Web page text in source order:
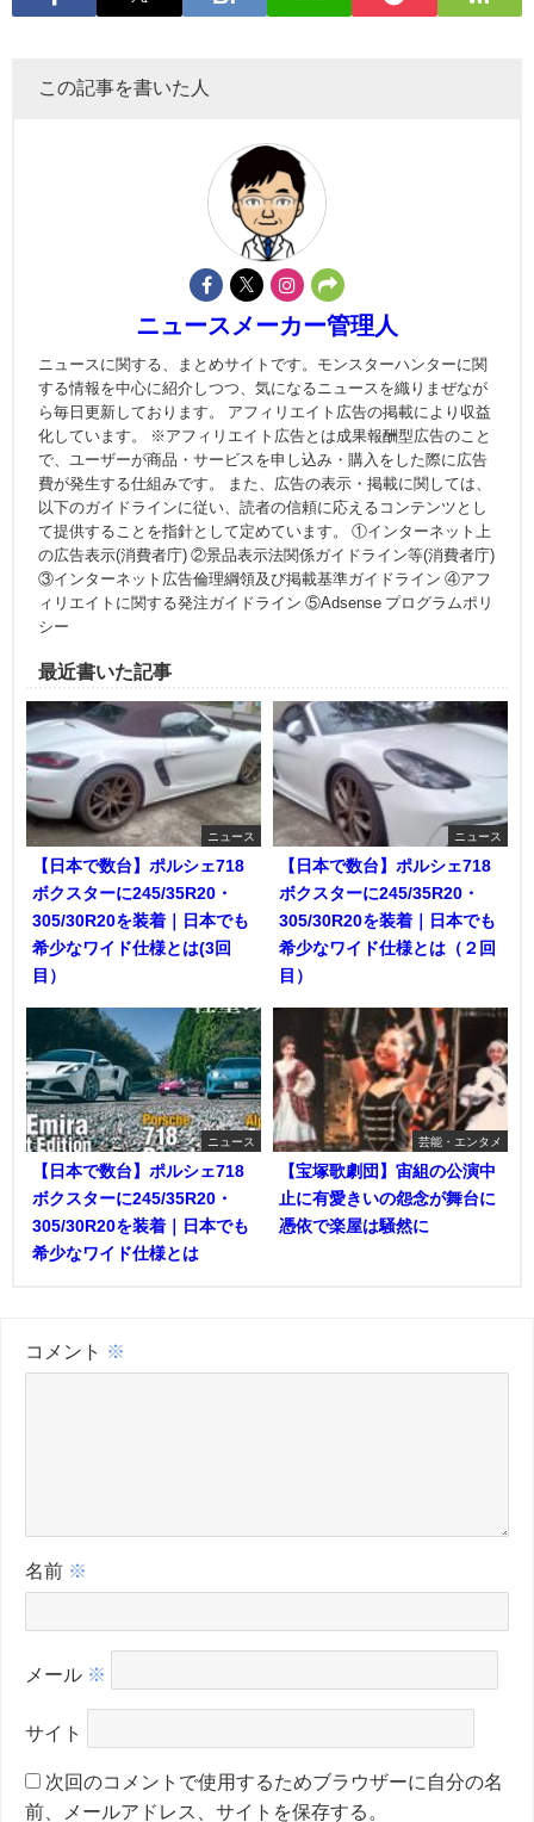
この記事を書いた人
ニュースメーカー管理人
ニュースに関する、まとめサイトです。モンスターハンターに関
する情報を中心に紹介しつつ、気になるニュースを織りまぜなが
ら毎日更新しております。 アフィリエイト広告の掲載により収益
化しています。 ※アフィリエイト広告とは成果報酬型広告のこと
で、ユーザーが商品・サービスを申し込み・購入をした際に広告
費が発生する仕組みです。 また、広告の表示・掲載に関しては、
以下のガイドラインに従い、読者の信頼に応えるコンテンツとし
て提供することを指針として定めています。 ①インターネット上
の広告表示(消費者庁) ②景品表示法関係ガイドライン等(消費者庁)
③インターネット広告倫理綱領及び掲載基準ガイドライン ④アフ
ィリエイトに関する発注ガイドライン ⑤Adsense プログラムポリ
シー
最近書いた記事
ニュース
【日本で数台】ポルシェ718
ボクスターに245/35R20・
305/30R20を装着｜日本でも
希少なワイド仕様とは(3回
目）
ニュース
【日本で数台】ポルシェ718
ボクスターに245/35R20・
305/30R20を装着｜日本でも
希少なワイド仕様とは（２回
目）
ニュース
【日本で数台】ポルシェ718
ボクスターに245/35R20・
305/30R20を装着｜日本でも
希少なワイド仕様とは
芸能・エンタメ
【宝塚歌劇団】宙組の公演中
止に有愛きいの怨念が舞台に
憑依で楽屋は騒然に
コメント ※
名前 ※
メール ※
サイト
次回のコメントで使用するためブラウザーに自分の名
前、メールアドレス、サイトを保存する。